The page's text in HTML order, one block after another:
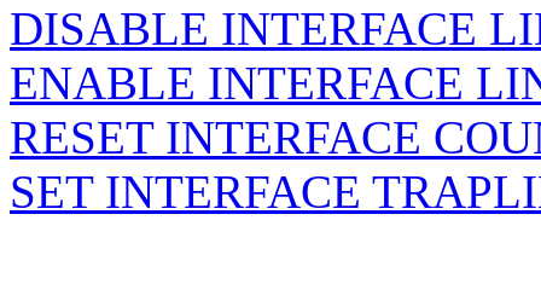
DISABLE INTERFACE
ENABLE INTERFACE
RESET INTERFACE
SET INTERFACE